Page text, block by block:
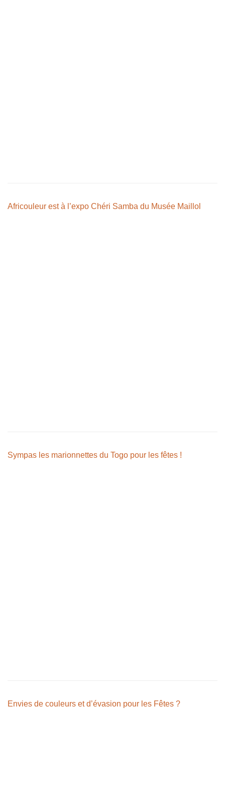
Africouleur est à l’expo Chéri Samba du Musée Maillol
Sympas les marionnettes du Togo pour les fêtes !
Envies de couleurs et d’évasion pour les Fêtes ?